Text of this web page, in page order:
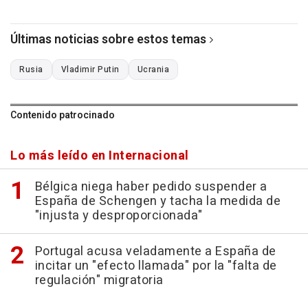
Últimas noticias sobre estos temas
Rusia Vladimir Putin Ucrania
Contenido patrocinado
Lo más leído en Internacional
Bélgica niega haber pedido suspender a
España de Schengen y tacha la medida de
"injusta y desproporcionada"
Portugal acusa veladamente a España de
incitar un "efecto llamada" por la "falta de
regulación" migratoria